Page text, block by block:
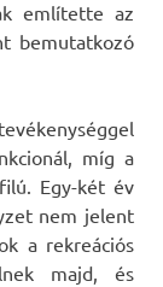
említette az
bemutatkozó
míg a
Egy-két év
nem jelent
a rekreációs
majd, és